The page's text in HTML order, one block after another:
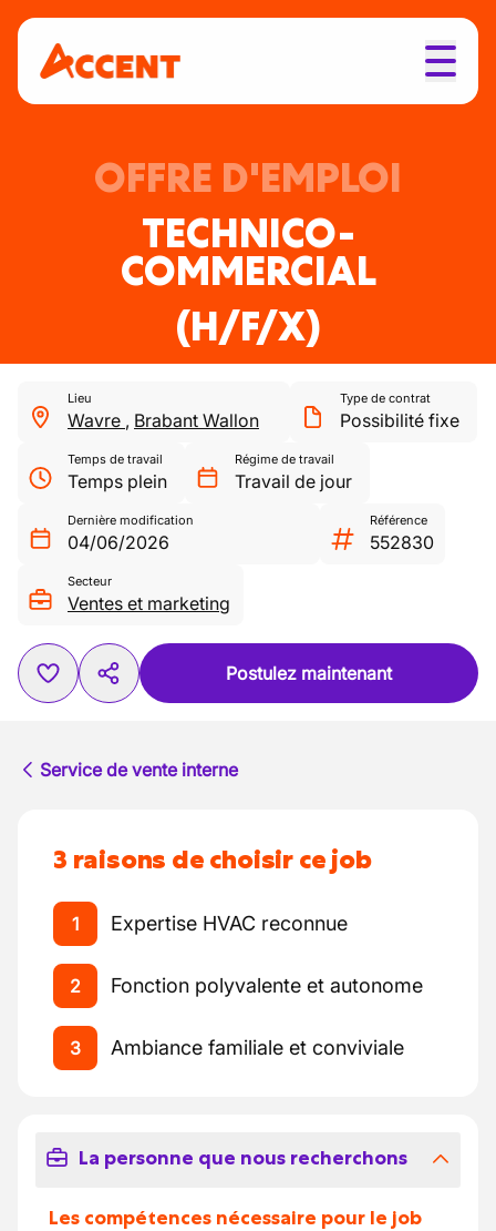
OFFRE D'EMPLOI
TECHNICO-
COMMERCIAL
(H/F/X)
Lieu
Wavre , Brabant Wallon
Type de contrat
Possibilité fixe
Temps de travail
Temps plein
Régime de travail
Travail de jour
Dernière modification
04/06/2026
Référence
552830
Secteur
Ventes et marketing
Postulez maintenant
Service de vente interne
3 raisons de choisir ce job
1 Expertise HVAC reconnue
2 Fonction polyvalente et autonome
3 Ambiance familiale et conviviale
La personne que nous recherchons
Les compétences nécessaire pour le job